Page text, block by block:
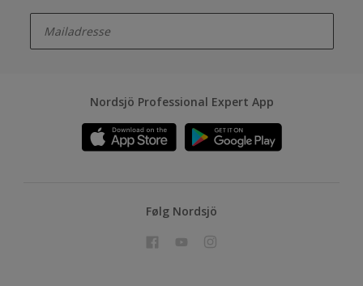
Nordsjö Professional Expert App
Følg Nordsjö